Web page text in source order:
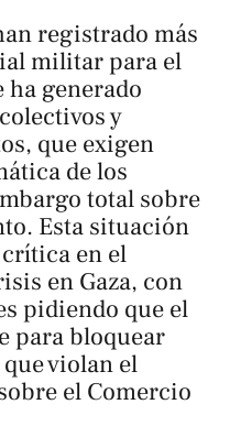
registrado más
militar para el
ha generado
y
que exigen
de los
total sobre
Esta situación
en el
en Gaza, con
pidiendo que el
para bloquear
violan el
el Comercio